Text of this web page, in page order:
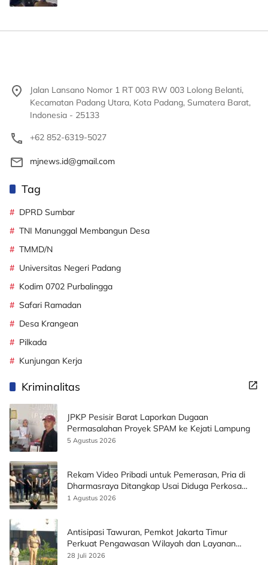
Jalan Lansano Nomor 1 RT 003 RW 003 Lolong Belanti,
Kecamatan Padang Utara, Kota Padang, Sumatera Barat,
Indonesia - 25133
+62 852-6319-5027
mjnews.id@gmail.com
Tag
DPRD Sumbar
TNI Manunggal Membangun Desa
TMMD/N
Universitas Negeri Padang
Kodim 0702 Purbalingga
Safari Ramadan
Desa Krangean
Pilkada
Kunjungan Kerja
Kriminalitas
JPKP Pesisir Barat Laporkan Dugaan
Permasalahan Proyek SPAM ke Kejati Lampung
5 Agustus 2026
Rekam Video Pribadi untuk Pemerasan, Pria di
Dharmasraya Ditangkap Usai Diduga Perkosa
Korban
1 Agustus 2026
Antisipasi Tawuran, Pemkot Jakarta Timur
Perkuat Pengawasan Wilayah dan Layanan
Publik
28 Juli 2026